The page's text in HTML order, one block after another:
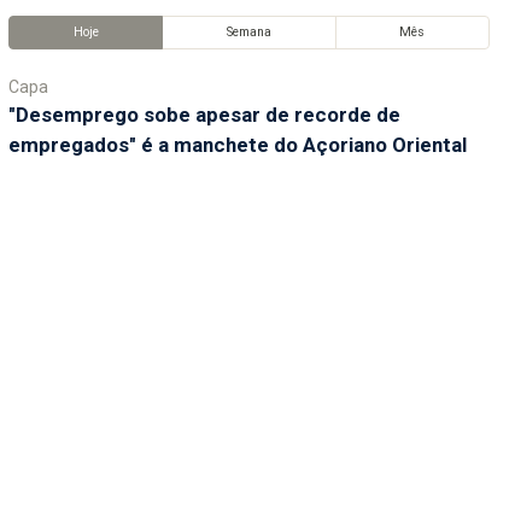
Hoje Semana Mês
Capa
"Desemprego sobe apesar de recorde de
empregados" é a manchete do Açoriano Oriental